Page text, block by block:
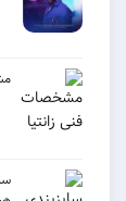
مشخصات فنی
سایزبندی